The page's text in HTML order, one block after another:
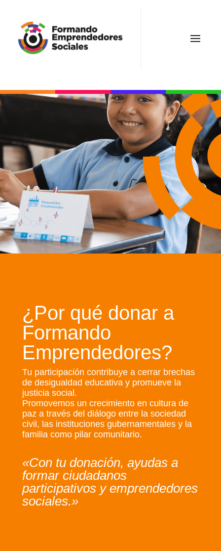
¿Por qué donar a
Formando
Emprendedores?
Tu participación contribuye a cerrar brechas
de desigualdad educativa y promueve la
justicia social.
Promovemos un crecimiento en cultura de
paz a través del diálogo entre la sociedad
civil, las instituciones gubernamentales y la
familia como pilar comunitario.
«Con tu donación, ayudas a
formar ciudadanos
participativos y emprendedores
sociales.»